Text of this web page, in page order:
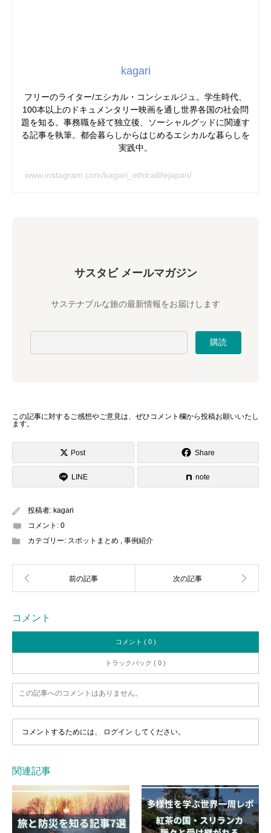
kagari
フリーのライター/エシカル・コンシェルジュ。学生時代、
100本以上のドキュメンタリー映画を通し世界各国の社会問
題を知る。事務職を経て独立後、ソーシャルグッドに関連す
る記事を執筆。都会暮らしからはじめるエシカルな暮らしを
実践中。
www.instagram.com/kagari_ethicallifejapan/
サスタビ メールマガジン
サステナブルな旅の最新情報をお届けします
この記事に対するご感想やご意見は、ぜひコメント欄から投稿お願いいたし
ます。
Post Share
LINE note
投稿者: kagari
コメント: 0
カテゴリー: スポットまとめ , 事例紹介
コメント
コメント ( 0 )
トラックバック ( 0 )
この記事へのコメントはありません。
コメントするためには、 ログイン してください。
関連記事